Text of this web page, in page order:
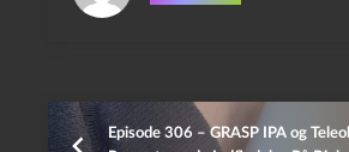
Episode 306 – GRASP IPA og